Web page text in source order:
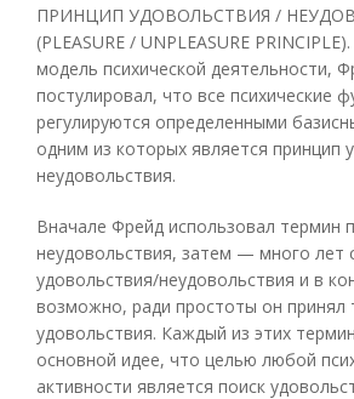
ПРИНЦИП УДОВОЛЬСТВИЯ /
(PLEASURE / UNPLEASURE
модель психической деятельности,
постулировал, что все психические
регулируются определенными
одним из которых является принцип
неудовольствия.
Вначале Фрейд использовал термин
неудовольствия, затем — много лет
удовольствия/неудовольствия и в
возможно, ради простоты он принял
удовольствия. Каждый из этих
основной идее, что целью любой
активности является поиск